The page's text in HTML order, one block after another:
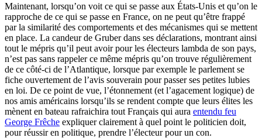
Maintenant, lorsqu’on voit ce qui se passe aux États-Unis et qu’on le
rapproche de ce qui se passe en France, on ne peut qu’être frappé
par la similarité des comportements et des mécanismes qui se mettent
en place. La candeur de Gruber dans ses déclarations, montrant ainsi
tout le mépris qu’il peut avoir pour les électeurs lambda de son pays,
n’est pas sans rappeler ce même mépris qu’on trouve régulièrement
de ce côté-ci de l’Atlantique, lorsque par exemple le parlement se
fiche ouvertement de l’avis souverain pour passer ses petites lubies
en loi. De ce point de vue, l’étonnement (et l’agacement logique) de
nos amis américains lorsqu’ils se rendent compte que leurs élites les
mènent en bateau rafraichira tout Français qui aura entendu feu
George Frêche expliquer clairement à quel point le politicien doit,
pour réussir en politique, prendre l’électeur pour un con.